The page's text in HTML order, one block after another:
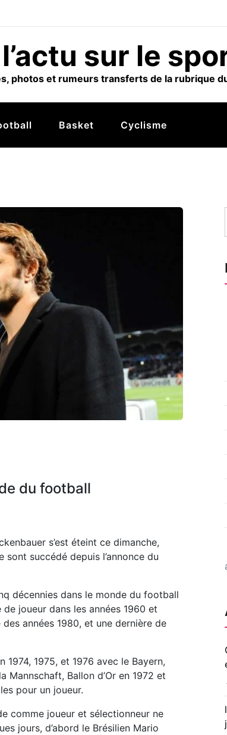
sur le
photos et rumeurs transferts de la rubrique
Basket Cyclisme
du football
s’est éteint ce dimanche,
succédé depuis l’annonce du
décennies dans le monde du football
joueur dans les années 1960 et
années 1980, et une dernière de
1974, 1975, et 1976 avec le Bayern,
Mannschaft, Ballon d’Or en 1972 et
pour un joueur.
comme joueur et sélectionneur ne
jours, d’abord le Brésilien Mario